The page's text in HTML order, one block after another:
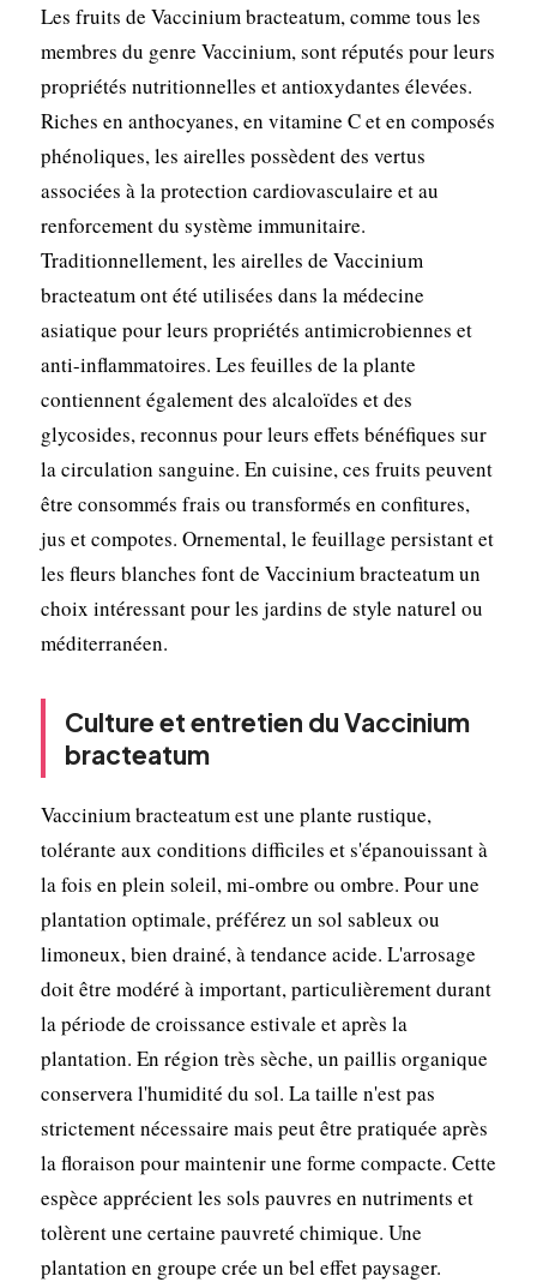
Les fruits de Vaccinium bracteatum, comme tous les
membres du genre Vaccinium, sont réputés pour leurs
propriétés nutritionnelles et antioxydantes élevées.
Riches en anthocyanes, en vitamine C et en composés
phénoliques, les airelles possèdent des vertus
associées à la protection cardiovasculaire et au
renforcement du système immunitaire.
Traditionnellement, les airelles de Vaccinium
bracteatum ont été utilisées dans la médecine
asiatique pour leurs propriétés antimicrobiennes et
anti-inflammatoires. Les feuilles de la plante
contiennent également des alcaloïdes et des
glycosides, reconnus pour leurs effets bénéfiques sur
la circulation sanguine. En cuisine, ces fruits peuvent
être consommés frais ou transformés en confitures,
jus et compotes. Ornemental, le feuillage persistant et
les fleurs blanches font de Vaccinium bracteatum un
choix intéressant pour les jardins de style naturel ou
méditerranéen.
Culture et entretien du Vaccinium
bracteatum
Vaccinium bracteatum est une plante rustique,
tolérante aux conditions difficiles et s'épanouissant à
la fois en plein soleil, mi-ombre ou ombre. Pour une
plantation optimale, préférez un sol sableux ou
limoneux, bien drainé, à tendance acide. L'arrosage
doit être modéré à important, particulièrement durant
la période de croissance estivale et après la
plantation. En région très sèche, un paillis organique
conservera l'humidité du sol. La taille n'est pas
strictement nécessaire mais peut être pratiquée après
la floraison pour maintenir une forme compacte. Cette
espèce apprécient les sols pauvres en nutriments et
tolèrent une certaine pauvreté chimique. Une
plantation en groupe crée un bel effet paysager.